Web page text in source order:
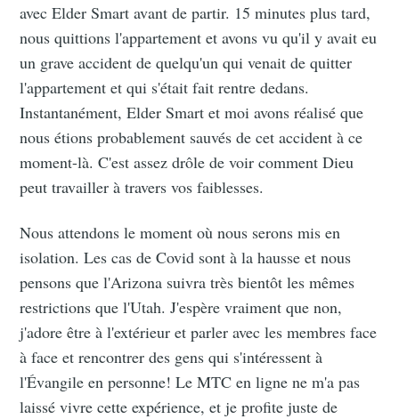
avec Elder Smart avant de partir. 15 minutes plus tard,
nous quittions l'appartement et avons vu qu'il y avait eu
un grave accident de quelqu'un qui venait de quitter
l'appartement et qui s'était fait rentre dedans.
Instantanément, Elder Smart et moi avons réalisé que
nous étions probablement sauvés de cet accident à ce
moment-là. C'est assez drôle de voir comment Dieu
peut travailler à travers vos faiblesses.
Nous attendons le moment où nous serons mis en
isolation. Les cas de Covid sont à la hausse et nous
pensons que l'Arizona suivra très bientôt les mêmes
restrictions que l'Utah. J'espère vraiment que non,
j'adore être à l'extérieur et parler avec les membres face
à face et rencontrer des gens qui s'intéressent à
l'Évangile en personne! Le MTC en ligne ne m'a pas
laissé vivre cette expérience, et je profite juste de